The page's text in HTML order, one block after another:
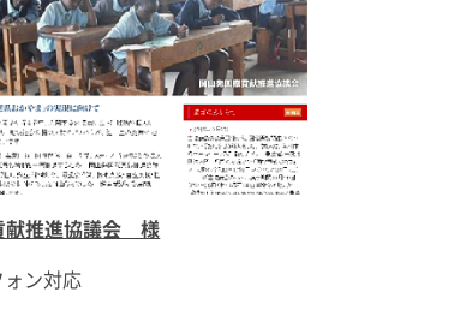
献推進協議会 様
ン対応